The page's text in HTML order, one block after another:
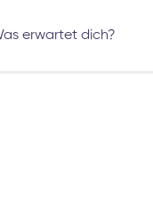
erwartet dich?